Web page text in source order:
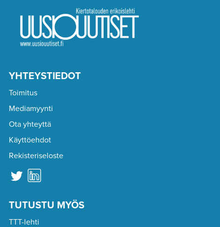
YHTEYSTIEDOT
Toimitus
Mediamyynti
Ota yhteyttä
Käyttöehdot
Rekisteriseloste
TUTUSTU MYÖS
TTT-lehti